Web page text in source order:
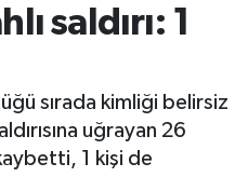
saldırı: 1
sırada kimliği belirsiz
uğrayan 26
1 kişi de